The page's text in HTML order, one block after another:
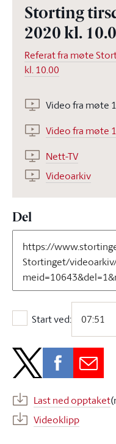
Storting
2020 kl.
Referat fra møte
kl. 10.00
Video fra møte
Video fra møte
Nett-TV
Videoarkiv
Del
Start ved:
Start ved:
Last ned opptaket
Videoklipp